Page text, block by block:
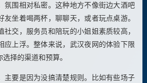
氛围相对私密。这种地方不像街边大酒吧
友坐着喝两杯，聊聊天，或者玩点桌游。
社交，服务员和陪玩的小姐姐素质较高，
应上浮。整体来说，武汉夜网的体验下限
择的渠道和预算。
主要是因为没搞清楚规则。比如有些场子